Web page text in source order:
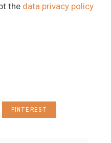
the data privacy policy
PINTEREST